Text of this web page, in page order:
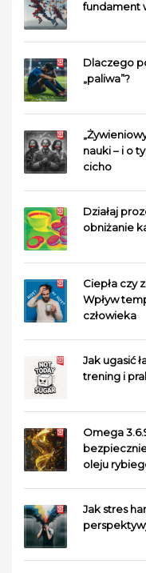
fundament
Dlaczego
„paliwa”?
nauki – i o
cicho
Działaj
obniżanie
Ciepła czy
Wpływ
człowieka
Jak ugasić
trening i
Omega
oleju
Jak stres